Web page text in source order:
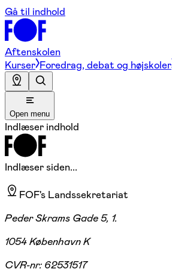
Gå til indhold
Aftenskolen
Kurser Foredrag, debat og højskoler
Open menu
Indlæser indhold
Indlæser siden...
FOF's Landssekretariat
Peder Skrams Gade 5, 1.
1054 København K
CVR-nr: 62531517